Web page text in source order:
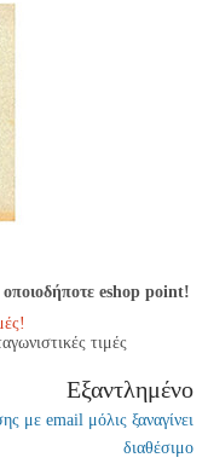
eshop point!
τιμές
Εξαντλημένο
με email μόλις ξαναγίνει
διαθέσιμο